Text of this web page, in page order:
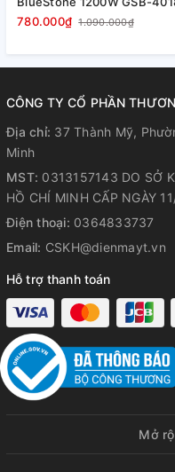
Bề mặt bàn ủi
ủi
Bề mặt ủi dễ dàng trượt
lập thể giúp bàn ủi tiếp
áo.
Bàn ủi hơi
bình nước lớn
780.000₫ 1.090.000₫
CÔNG TY CỔ PHẦN
Địa chỉ: 37 Thành Mỹ,
Minh
MST: 0313157143 DO SỞ
HỒ CHÍ MINH CẤP NGÀY
Điện thoại: 0364833737
Email: CSKH@dienmayt.vn
Hỗ trợ thanh toán
Mở